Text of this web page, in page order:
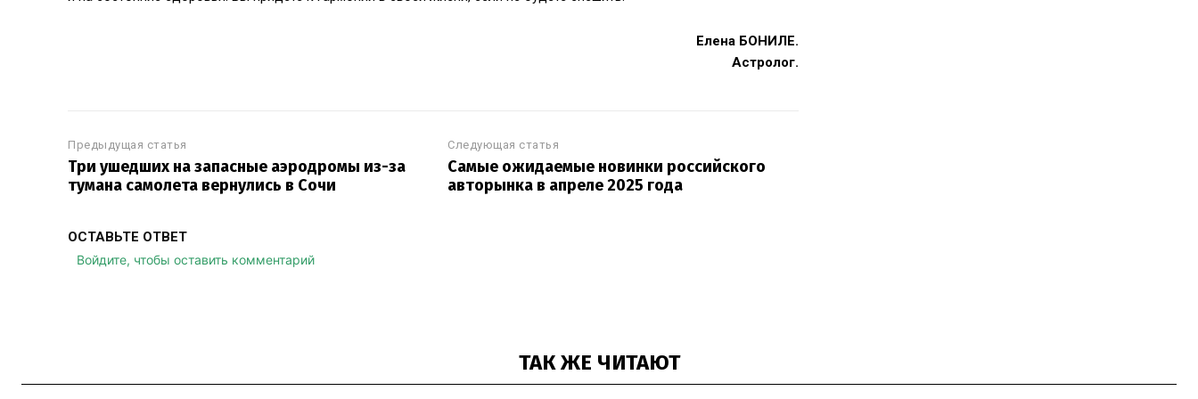
Елена БОНИЛЕ.
Астролог.
Предыдущая статья
Три ушедших на запасные аэродромы из-за
тумана самолета вернулись в Сочи
Следующая статья
Самые ожидаемые новинки российского
авторынка в апреле 2025 года
ОСТАВЬТЕ ОТВЕТ
Войдите, чтобы оставить комментарий
ТАК ЖЕ ЧИТАЮТ